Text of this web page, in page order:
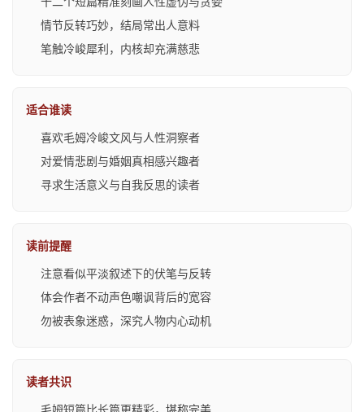
情节反转巧妙，结局常出人意料
笔触冷峻犀利，内核却充满慈悲
适合谁读
喜欢毛姆冷峻文风与人性洞察者
对爱情悲剧与婚姻真相感兴趣者
寻求生活意义与自我反思的读者
读前提醒
注意看似平淡叙述下的伏笔与反转
体会作者不动声色嘲讽背后的宽容
勿被表象迷惑，深究人物内心动机
读者共识